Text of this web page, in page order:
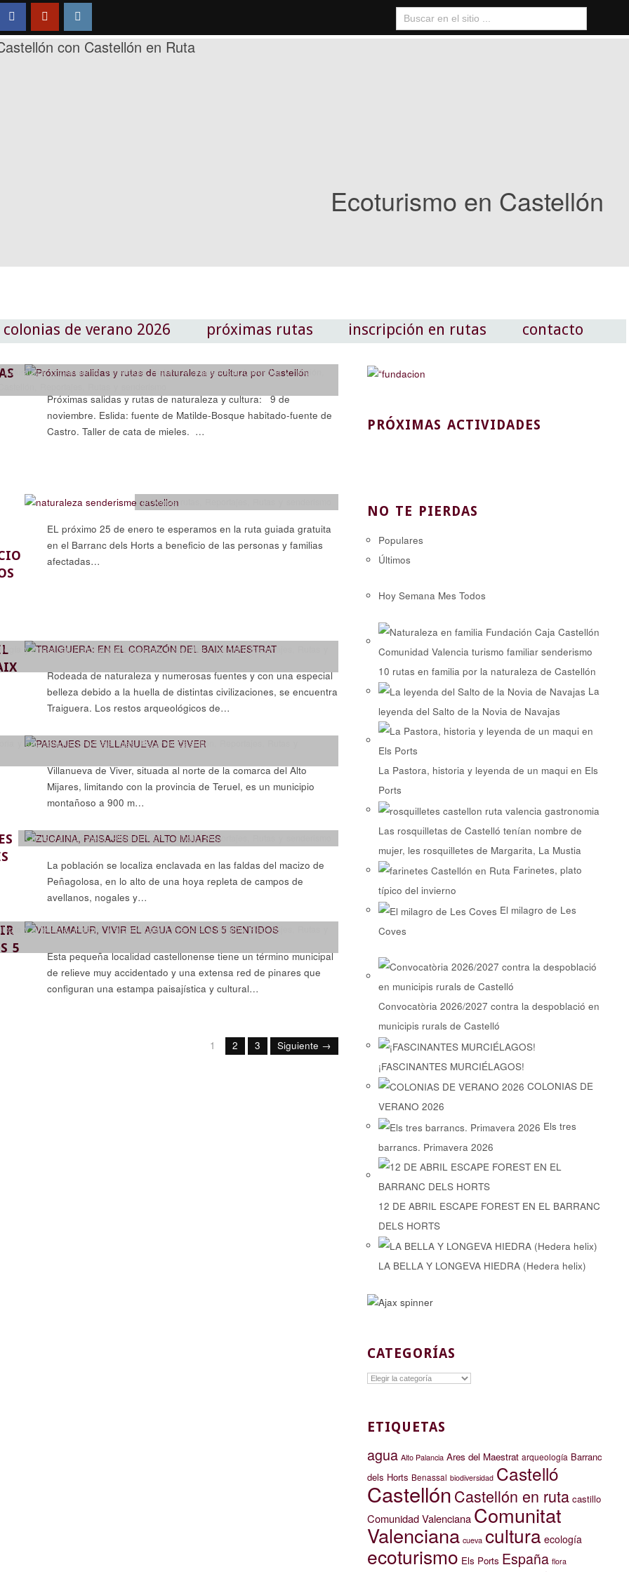
Ecoturismo en Castellón
colonias de verano 2026 próximas rutas inscripción en rutas contacto
,Gastronomía y enología ,Historia y arqueología,Leyendas y religión
Próximas salidas y rutas de naturaleza y cultura: 9 de
noviembre. Eslida: fuente de Matilde-Bosque habitado-fuente de
Castro. Taller de cata de mieles. …
próximas rutas
EL próximo 25 de enero te esperamos en la ruta guiada gratuita
en el Barranc dels Horts a beneficio de las personas y familias
afectadas…
y artesanía,Historia y arqueología,Leyendas y religión,Reportajes
Rodeada de naturaleza y numerosas fuentes y con una especial
belleza debido a la huella de distintas civilizaciones, se encuentra
Traiguera. Los restos arqueológicos de…
y arqueología,próximas rutas,Recorrer Castellón
Villanueva de Viver, situada al norte de la comarca del Alto
Mijares, limitando con la provincia de Teruel, es un municipio
montañoso a 900 m…
Ciencia y naturaleza,Historia y arqueología,Reportajes
La población se localiza enclavada en las faldas del macizo de
Peñagolosa, en lo alto de una hoya repleta de campos de
avellanos, nogales y…
5
y artesanía,Historia y arqueología,Leyendas y religión,Reportajes
Esta pequeña localidad castellonense tiene un término municipal
de relieve muy accidentado y una extensa red de pinares que
configuran una estampa paisajística y cultural…
1 2 3 Siguiente →
PRÓXIMAS ACTIVIDADES
NO TE PIERDAS
Populares
Últimos
Hoy Semana Mes Todos
10 rutas en familia por la naturaleza de Castellón
La
leyenda del Salto de la Novia de Navajas
La Pastora, historia y leyenda de un maqui en Els
Ports
Las rosquilletas de Castelló tenían nombre de
mujer, les rosquilletes de Margarita, La Mustia
Farinetes, plato
típico del invierno
El milagro de Les
Coves
Convocatòria 2026/2027 contra la despoblació en
municipis rurals de Castelló
¡FASCINANTES MURCIÉLAGOS!
COLONIAS DE
VERANO 2026
Els tres
barrancs. Primavera 2026
12 DE ABRIL ESCAPE FOREST EN EL BARRANC
DELS HORTS
LA BELLA Y LONGEVA HIEDRA (Hedera helix)
CATEGORÍAS
Categorías
ETIQUETAS
agua Alto Palancia Ares del Maestrat arqueología Barranc
dels Horts Benassal biodiversidad Castelló
CastellónCastellón en ruta castillo
Comunidad Valenciana Comunitat
Valenciana cueva cultura ecología
ecoturismo Els Ports España flora